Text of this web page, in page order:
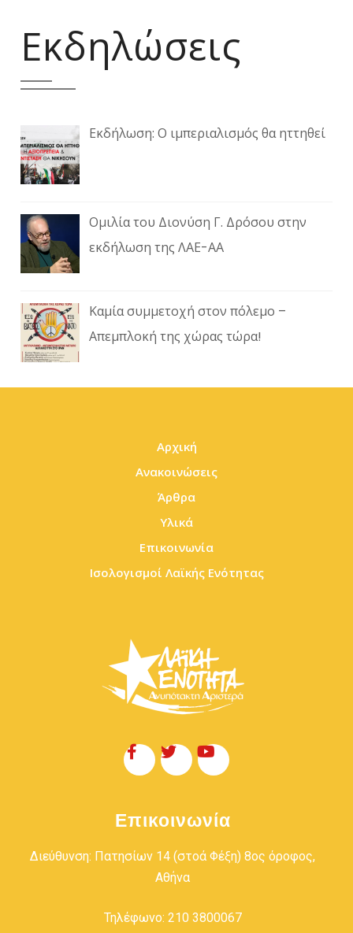
Εκδηλώσεις
Εκδήλωση: Ο ιμπεριαλισμός θα ηττηθεί
Ομιλία του Διονύση Γ. Δρόσου στην
εκδήλωση της ΛΑΕ-ΑΑ
Καμία συμμετοχή στον πόλεμο –
Απεμπλοκή της χώρας τώρα!
Αρχική
Ανακοινώσεις
Άρθρα
Υλικά
Επικοινωνία
Ισολογισμοί Λαϊκής Ενότητας
Επικοινωνία
Διεύθυνση: Πατησίων 14 (στοά Φέξη) 8ος όροφος,
Αθήνα
Τηλέφωνο: 210 3800067